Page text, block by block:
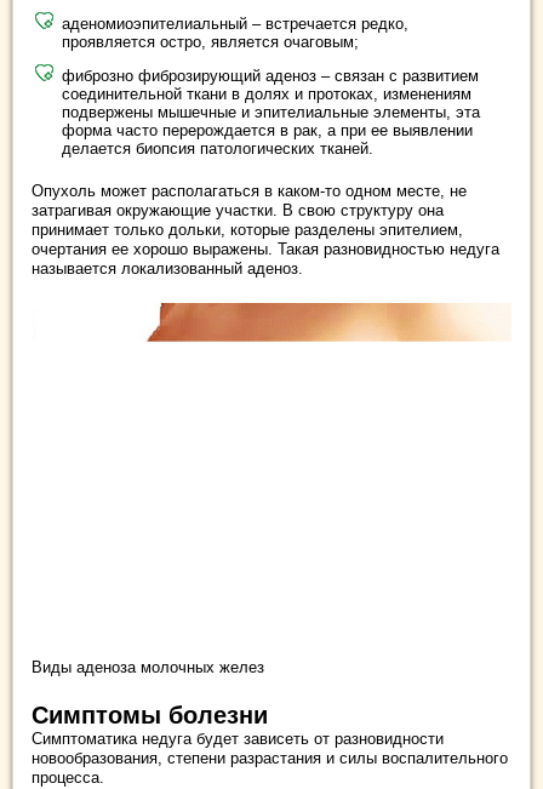
аденомиоэпителиальный – встречается редко,
проявляется остро, является очаговым;
фиброзно фиброзирующий аденоз – связан с развитием
соединительной ткани в долях и протоках, изменениям
подвержены мышечные и эпителиальные элементы, эта
форма часто перерождается в рак, а при ее выявлении
делается биопсия патологических тканей.
Опухоль может располагаться в каком-то одном месте, не
затрагивая окружающие участки. В свою структуру она
принимает только дольки, которые разделены эпителием,
очертания ее хорошо выражены. Такая разновидностью недуга
называется локализованный аденоз.
Виды аденоза молочных желез
Симптомы болезни
Симптоматика недуга будет зависеть от разновидности
новообразования, степени разрастания и силы воспалительного
процесса.